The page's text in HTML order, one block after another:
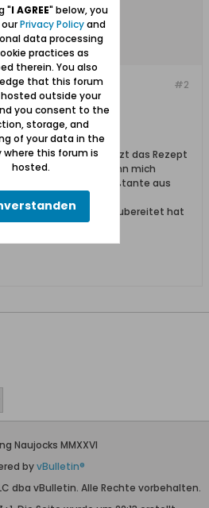
#2
herein-ich glaube jetzt das Rezept
ich kann mich
alt ,das meine Urgroßtante aus
wie beschrieben in
Spitzkohl,Zwiebeln so zubereitet hat
Naujocks MMXXVI
byvBulletin®
dba vBulletin. Alle Rechte vorbehalten.
"I AGREE" below, you
Privacy Policyand
data processing
practices as
therein. You also
that this forum
outside your
you consent to the
storage, and
of your data in the
where this forum is
hosted.